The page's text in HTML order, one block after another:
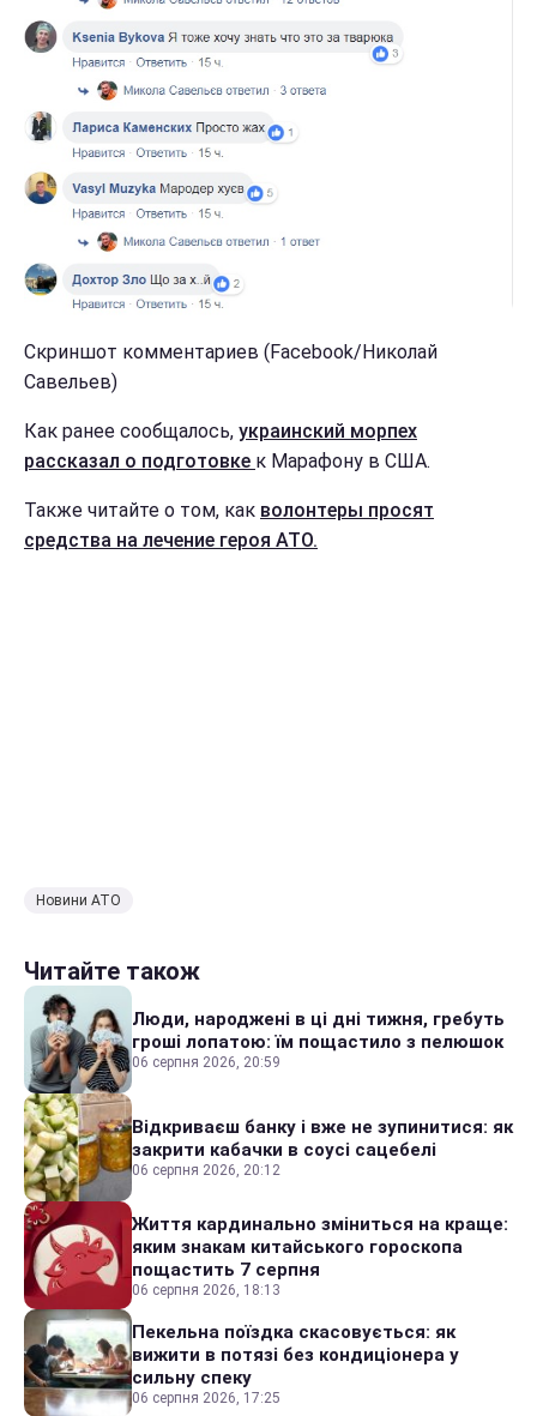
Скриншот комментариев (Facebook/Николай
Савельев)
Как ранее сообщалось, украинский морпех
рассказал о подготовке к Марафону в США.
Также читайте о том, как волонтеры просят
средства на лечение героя АТО.
Новини АТО
Читайте також
Люди, народжені в ці дні тижня, гребуть
гроші лопатою: їм пощастило з пелюшок
06 серпня 2026, 20:59
Відкриваєш банку і вже не зупинитися: як
закрити кабачки в соусі сацебелі
06 серпня 2026, 20:12
Життя кардинально зміниться на краще:
яким знакам китайського гороскопа
пощастить 7 серпня
06 серпня 2026, 18:13
Пекельна поїздка скасовується: як
вижити в потязі без кондиціонера у
сильну спеку
06 серпня 2026, 17:25